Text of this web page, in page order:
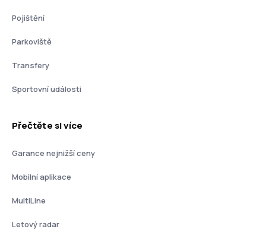
Pojištění
Parkoviště
Transfery
Sportovní události
Přečtěte si více
Garance nejnižší ceny
Mobilní aplikace
MultiLine
Letový radar